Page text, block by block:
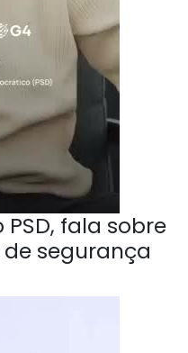
fala sobre
segurança